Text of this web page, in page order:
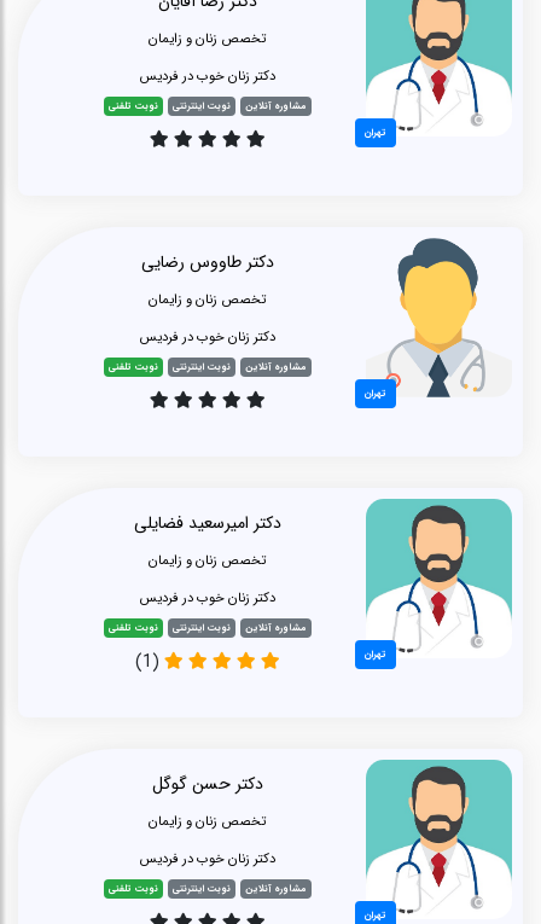
تهران
تخصص زنان و زایمان
دکتر زنان خوب در فردیس
مشاوره آنلاین نوبت اینترنتی نوبت تلفنی
تهران
دکتر طاووس رضایی
تخصص زنان و زایمان
دکتر زنان خوب در فردیس
مشاوره آنلاین نوبت اینترنتی نوبت تلفنی
تهران
دکتر امیرسعید فضایلی
تخصص زنان و زایمان
دکتر زنان خوب در فردیس
مشاوره آنلاین نوبت اینترنتی نوبت تلفنی
(1)
تهران
دکتر حسن گوگل
تخصص زنان و زایمان
دکتر زنان خوب در فردیس
مشاوره آنلاین نوبت اینترنتی نوبت تلفنی